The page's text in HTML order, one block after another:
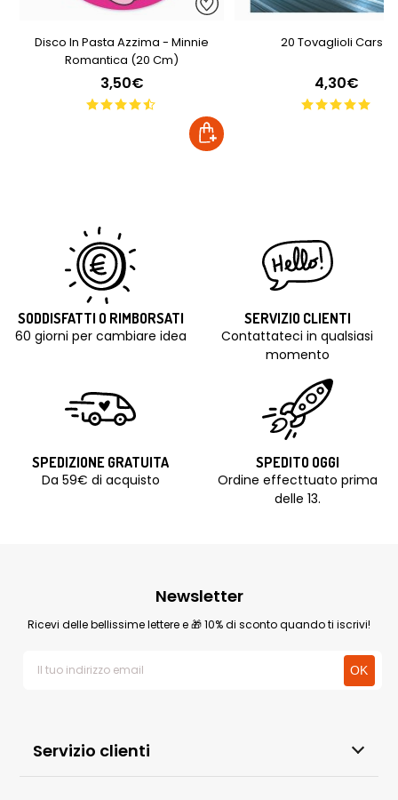
Disco In Pasta Azzima - Minnie
Romantica (20 Cm)
3,50€
20 Tovaglioli Cars 3
4,30€
SODDISFATTI O RIMBORSATI
60 giorni per cambiare idea
SERVIZIO CLIENTI
Contattateci in qualsiasi
momento
SPEDIZIONE GRATUITA
Da 59€ di acquisto
SPEDITO OGGI
Ordine effecttuato prima
delle 13.
Servizio clienti
Newsletter
Ricevi delle bellissime lettere e 🎁 10% di sconto quando ti iscrivi!